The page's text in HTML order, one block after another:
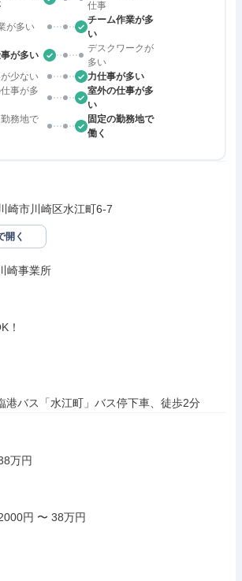
仕事
が多い
チーム作業が多
い
が多い
デスクワークが
多い
少ない
力仕事が多い
事が多
室外の仕事が多
い
務地で
固定の勤務地で
働く
崎市川崎区水江町6-7
開く
崎事業所
！
港バス「水江町」バス停下車、徒歩2分
万円
円 〜 38万円